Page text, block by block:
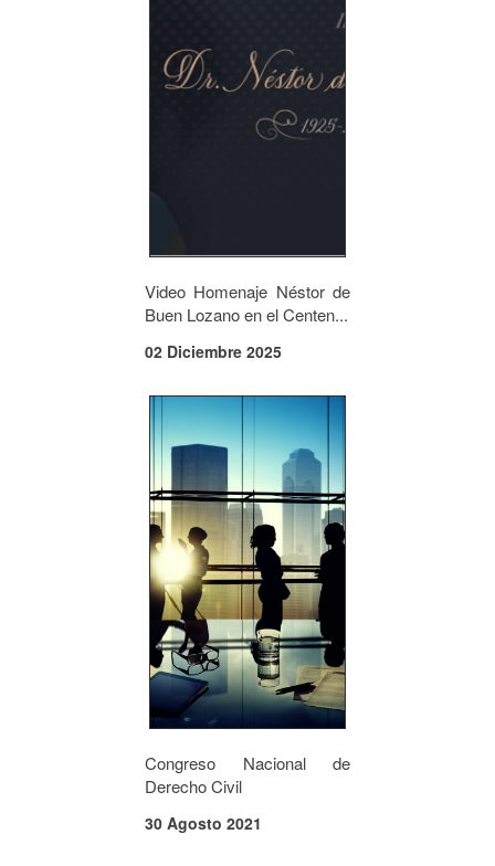
Video Homenaje Néstor de
Buen Lozano en el Centen...
02 Diciembre 2025
Congreso Nacional de
Derecho Civil
30 Agosto 2021